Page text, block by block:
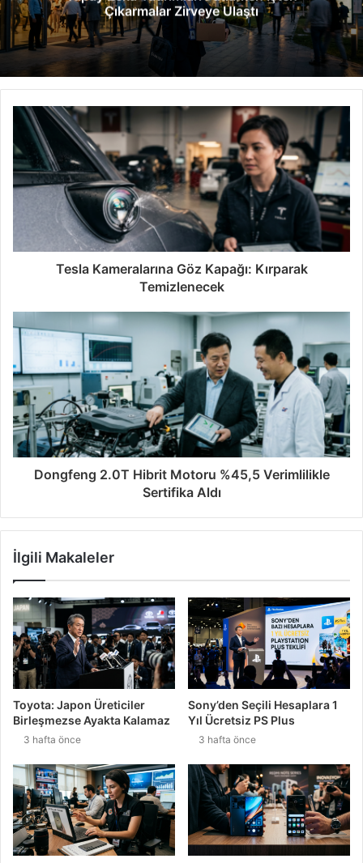
i
Çıkarmalar Zirveye Ulaştı
Tesla Kameralarına Göz Kapağı: Kırparak
Temizlenecek
Dongfeng 2.0T Hibrit Motoru %45,5 Verimlilikle
Sertifika Aldı
İlgili Makaleler
Toyota: Japon Üreticiler
Birleşmezse Ayakta Kalamaz
3 hafta önce
Sony’den Seçili Hesaplara 1
Yıl Ücretsiz PS Plus
3 hafta önce